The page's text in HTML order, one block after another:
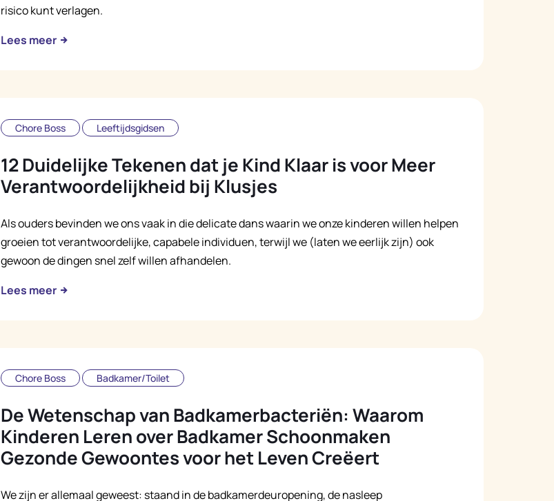
risico kunt verlagen.
Lees meer
Chore Boss Leeftijdsgidsen
12 Duidelijke Tekenen dat je Kind Klaar is voor Meer
Verantwoordelijkheid bij Klusjes
Als ouders bevinden we ons vaak in die delicate dans waarin we onze kinderen willen helpen
groeien tot verantwoordelijke, capabele individuen, terwijl we (laten we eerlijk zijn) ook
gewoon de dingen snel zelf willen afhandelen.
Lees meer
Chore Boss Badkamer/Toilet
De Wetenschap van Badkamerbacteriën: Waarom
Kinderen Leren over Badkamer Schoonmaken
Gezonde Gewoontes voor het Leven Creëert
We zijn er allemaal geweest: staand in de badkamerdeuropening, de nasleep